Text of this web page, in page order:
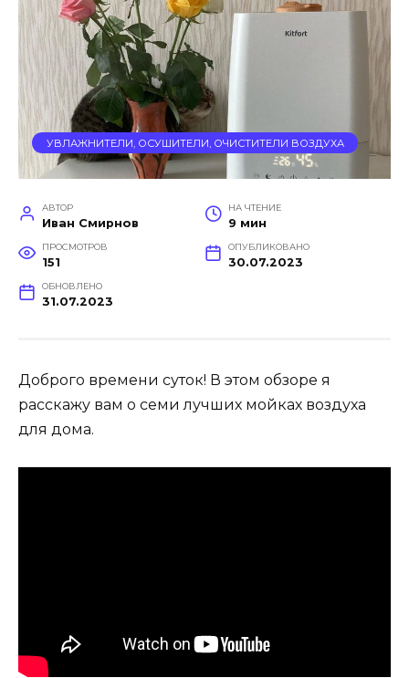
УВЛАЖНИТЕЛИ, ОСУШИТЕЛИ, ОЧИСТИТЕЛИ ВОЗДУХА
АВТОР
Иван Смирнов
НА ЧТЕНИЕ
9 мин
ПРОСМОТРОВ
151
ОПУБЛИКОВАНО
30.07.2023
ОБНОВЛЕНО
31.07.2023
Доброго времени суток! В этом обзоре я
расскажу вам о семи лучших мойках воздуха
для дома.